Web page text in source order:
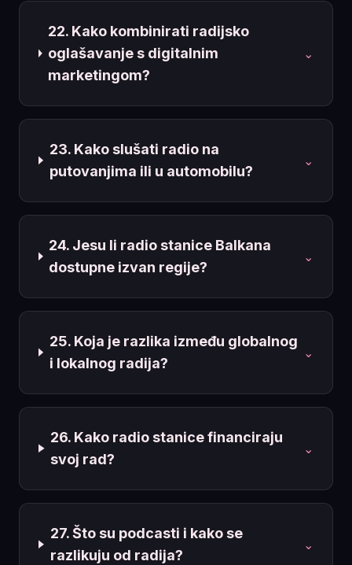
22. Kako kombinirati radijsko
oglašavanje s digitalnim
marketingom?
⌄
23. Kako slušati radio na
putovanjima ili u automobilu?
⌄
24. Jesu li radio stanice Balkana
dostupne izvan regije?
⌄
25. Koja je razlika između globalnog
i lokalnog radija?
⌄
26. Kako radio stanice financiraju
svoj rad?
⌄
27. Što su podcasti i kako se
razlikuju od radija?
⌄